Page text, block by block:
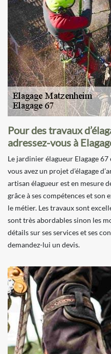
Pour des travaux
adressez-vous à
Le jardinier élagueur Elagage
vous avez un projet d’élagage
artisan élagueur est en mesure
grâce à ses compétences et son
le métier. Les travaux sont
sont très abordables sinon les
détails sur ses services et ses
demandez-lui un devis.